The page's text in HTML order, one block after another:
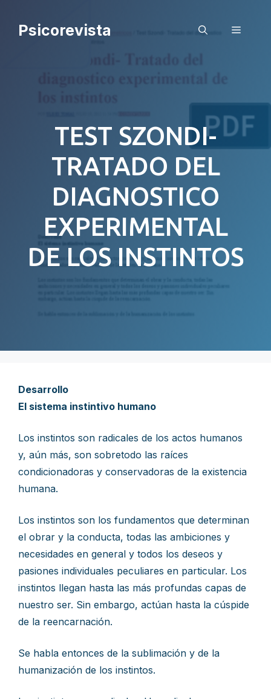
Psicorevista Menú
TEST SZONDI-
TRATADO DEL
DIAGNOSTICO
EXPERIMENTAL
DE LOS INSTINTOS
Desarrollo
El sistema instintivo humano
Los instintos son radicales de los actos humanos
y, aún más, son sobretodo las raíces
condicionadoras y conservadoras de la existencia
humana.
Los instintos son los fundamentos que determinan
el obrar y la conducta, todas las ambiciones y
necesidades en general y todos los deseos y
pasiones individuales peculiares en particular. Los
instintos llegan hasta las más profundas capas de
nuestro ser. Sin embargo, actúan hasta la cúspide
de la reencarnación.
Se habla entonces de la sublimación y de la
humanización de los instintos.